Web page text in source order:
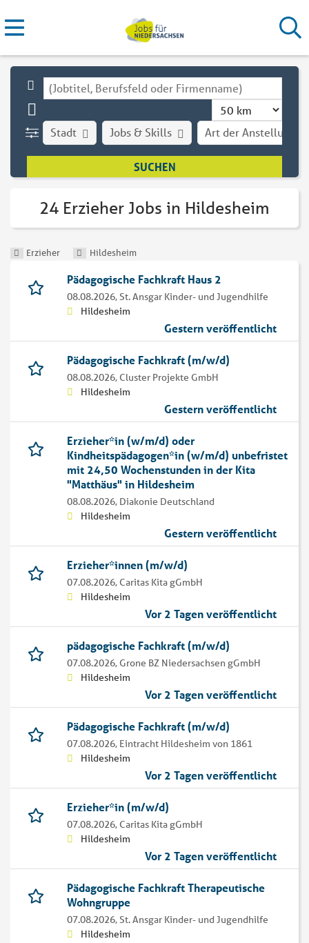
Stadt Art der Anstellung
Jobs & Skills
24 Erzieher Jobs in Hildesheim
Erzieher Hildesheim
Pädagogische Fachkraft Haus 2
08.08.2026,St. Ansgar Kinder- und Jugendhilfe
Hildesheim
Gestern veröffentlicht
Pädagogische Fachkraft (m/w/d)
08.08.2026, Cluster Projekte GmbH
Hildesheim
Gestern veröffentlicht
Erzieher*in (w/m/d) oder
Kindheitspädagogen*in (w/m/d) unbefristet
mit 24,50 Wochenstunden in der Kita
"Matthäus" in Hildesheim
08.08.2026, Diakonie Deutschland
Hildesheim
Gestern veröffentlicht
Erzieher*innen (m/w/d)
07.08.2026, Caritas Kita gGmbH
Hildesheim
Vor 2 Tagen veröffentlicht
pädagogische Fachkraft (m/w/d)
07.08.2026, Grone BZ Niedersachsen gGmbH
Hildesheim
Vor 2 Tagen veröffentlicht
Pädagogische Fachkraft (m/w/d)
07.08.2026, Eintracht Hildesheim von 1861
Hildesheim
Vor 2 Tagen veröffentlicht
Erzieher*in (m/w/d)
07.08.2026, Caritas Kita gGmbH
Hildesheim
Vor 2 Tagen veröffentlicht
Pädagogische Fachkraft Therapeutische
Wohngruppe
07.08.2026,St. Ansgar Kinder- und Jugendhilfe
Hildesheim